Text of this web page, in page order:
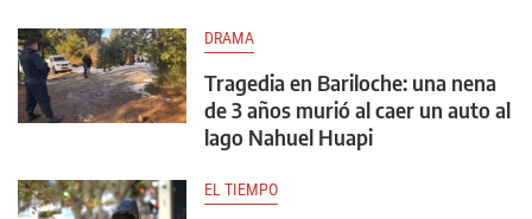
DRAMA
Tragedia en Bariloche: una nena
de 3 años murió al caer un auto al
lago Nahuel Huapi
EL TIEMPO